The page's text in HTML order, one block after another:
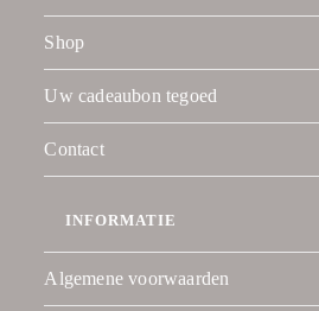
Shop
Uw cadeaubon tegoed
Contact
INFORMATIE
Algemene voorwaarden